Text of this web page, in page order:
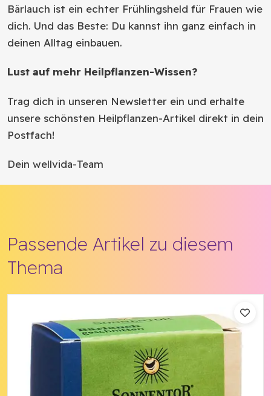
Bärlauch ist ein echter Frühlingsheld für Frauen wie
dich. Und das Beste: Du kannst ihn ganz einfach in
deinen Alltag einbauen.
Lust auf mehr Heilpflanzen-Wissen?
Trag dich in unseren Newsletter ein und erhalte
unsere schönsten Heilpflanzen-Artikel direkt in dein
Postfach!
Dein wellvida-Team
Passende Artikel zu diesem
Thema